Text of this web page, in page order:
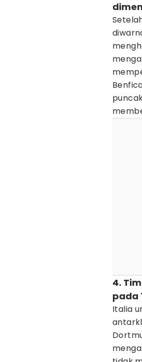
4.
pada
Italia